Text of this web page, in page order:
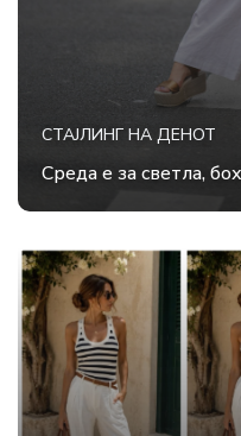
СТАЈЛИНГ НА ДЕНОТ
Среда е за светла,